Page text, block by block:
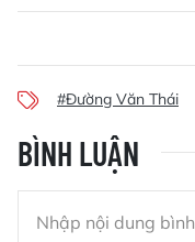
#Đường Văn Thái
BÌNH LUẬN